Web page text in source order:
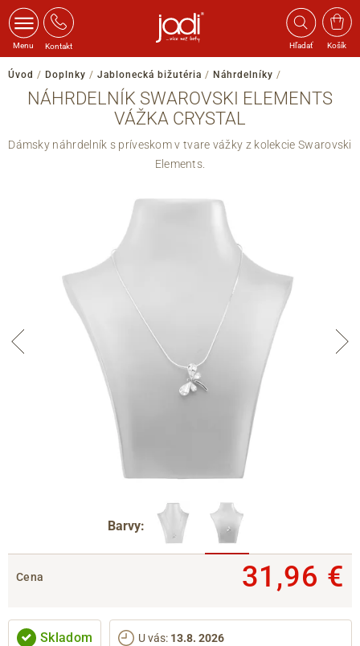
Menu Kontakt Hľadať Košík
Úvod / Doplnky / Jablonecká bižutéria / Náhrdelníky /
NÁHRDELNÍK SWAROVSKI ELEMENTS
VÁŽKA CRYSTAL
Dámsky náhrdelník s príveskom v tvare vážky z kolekcie Swarovski
Elements.
Barvy:
Cena 31,96 €
Skladom U vás: 13.8. 2026